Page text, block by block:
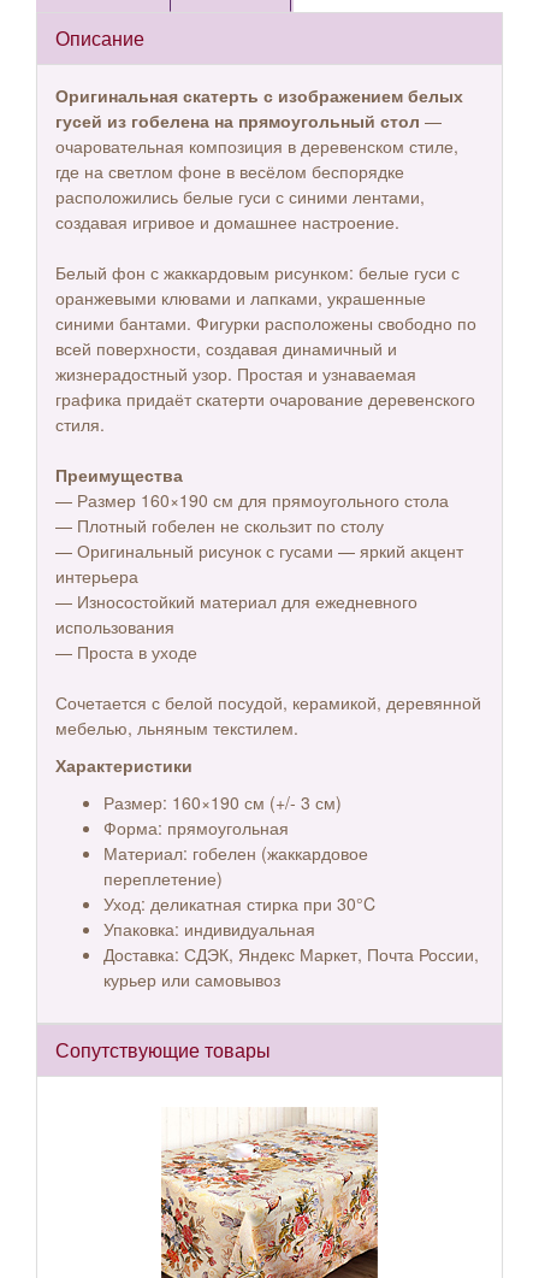
Описание
Оригинальная скатерть с изображением белых
гусей из гобелена на прямоугольный стол —
очаровательная композиция в деревенском стиле,
где на светлом фоне в весёлом беспорядке
расположились белые гуси с синими лентами,
создавая игривое и домашнее настроение.
Белый фон с жаккардовым рисунком: белые гуси с
оранжевыми клювами и лапками, украшенные
синими бантами. Фигурки расположены свободно по
всей поверхности, создавая динамичный и
жизнерадостный узор. Простая и узнаваемая
графика придаёт скатерти очарование деревенского
стиля.
Преимущества
— Размер 160×190 см для прямоугольного стола
— Плотный гобелен не скользит по столу
— Оригинальный рисунок с гусами — яркий акцент
интерьера
— Износостойкий материал для ежедневного
использования
— Проста в уходе
Сочетается с белой посудой, керамикой, деревянной
мебелью, льняным текстилем.
Характеристики
Размер: 160×190 см (+/- 3 см)
Форма: прямоугольная
Материал: гобелен (жаккардовое
переплетение)
Уход: деликатная стирка при 30°C
Упаковка: индивидуальная
Доставка: СДЭК, Яндекс Маркет, Почта России,
курьер или самовывоз
Сопутствующие товары